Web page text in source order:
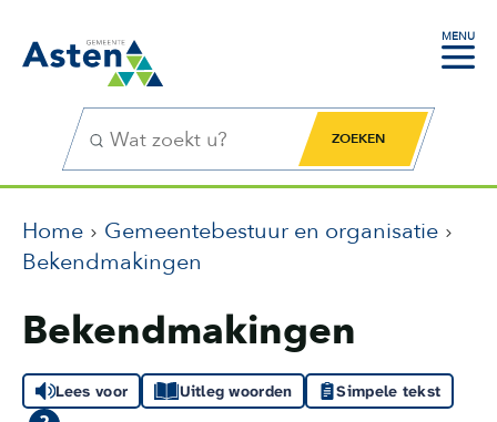
MENU
Zoekfunctie Zoekknop
Home
Gemeentebestuur en organisatie
Bekendmakingen
Bekendmakingen
Lees voor Uitleg woorden Simpele tekst